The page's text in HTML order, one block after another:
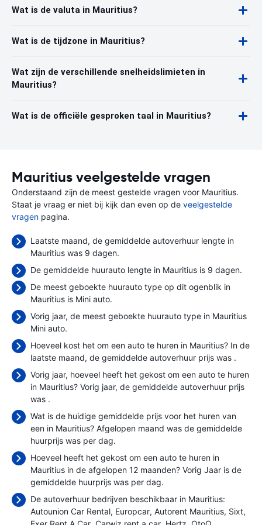
Wat is de valuta in Mauritius?
Wat is de tijdzone in Mauritius?
Wat zijn de verschillende snelheidslimieten in
Mauritius?
Wat is de officiële gesproken taal in Mauritius?
Mauritius veelgestelde vragen
Onderstaand zijn de meest gestelde vragen voor Mauritius.
Staat je vraag er niet bij kijk dan even op de veelgestelde
vragen pagina.
Laatste maand, de gemiddelde autoverhuur lengte in
Mauritius was 9 dagen.
De gemiddelde huurauto lengte in Mauritius is 9 dagen.
De meest geboekte huurauto type op dit ogenblik in
Mauritius is Mini auto.
Vorig jaar, de meest geboekte huurauto type in Mauritius
Mini auto.
Hoeveel kost het om een auto te huren in Mauritius? In de
laatste maand, de gemiddelde autoverhuur prijs was .
Vorig jaar, hoeveel heeft het gekost om een auto te huren
in Mauritius? Vorig jaar, de gemiddelde autoverhuur prijs
was .
Wat is de huidige gemiddelde prijs voor het huren van
een in Mauritius? Afgelopen maand was de gemiddelde
huurprijs was per dag.
Hoeveel heeft het gekost om een auto te huren in
Mauritius in de afgelopen 12 maanden? Vorig Jaar is de
gemiddelde huurprijs was per dag.
De autoverhuur bedrijven beschikbaar in Mauritius:
Autounion Car Rental Europcar Autorent Mauritius Sixt